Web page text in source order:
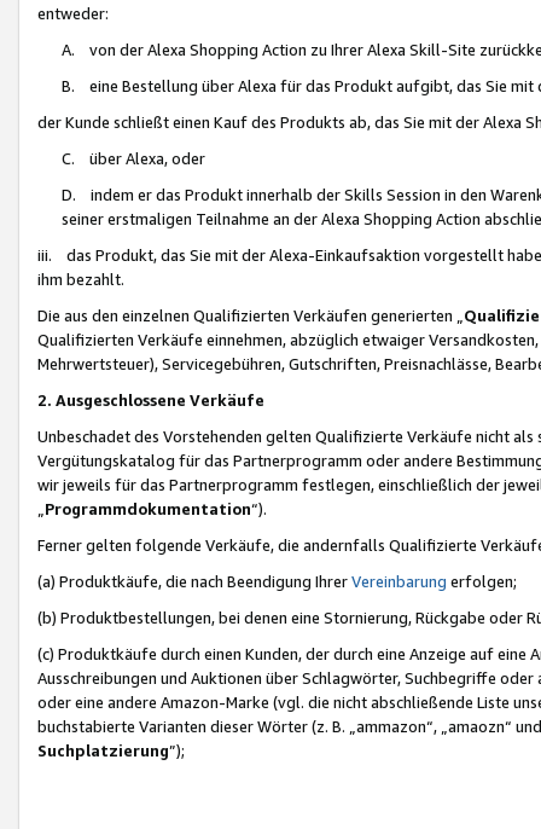
entweder:
A. von der Alexa Shopping Action zu Ihrer Alexa Skill-Site
B. eine Bestellung über Alexa für das Produkt aufgibt, das Sie mit
der Kunde schließt einen Kauf des Produkts ab, das Sie mit der Alexa
C. über Alexa, oder
D. indem er das Produkt innerhalb der Skills Session in den
seiner erstmaligen Teilnahme an der Alexa Shopping Action
iii. das Produkt, das Sie mit der Alexa-Einkaufsaktion vorgestellt
ihm bezahlt.
Die aus den einzelnen Qualifizierten Verkäufen generierten „
Qualifizierten Verkäufe einnehmen, abzüglich etwaiger
Mehrwertsteuer), Servicegebühren, Gutschriften, Preisnachlässe,
2. Ausgeschlossene Verkäufe
Unbeschadet des Vorstehenden gelten Qualifizierte Verkäufe nicht
Vergütungskatalog für das Partnerprogramm oder andere
wir jeweils für das Partnerprogramm festlegen, einschließlich der
Programmdokumentation“).
Ferner gelten folgende Verkäufe, die andernfalls Qualifizierte
(a) Produktkäufe, die nach Beendigung IhrerVereinbarung erfolgen;
(b) Produktbestellungen, bei denen eine Stornierung, Rückgabe oder
(c) Produktkäufe durch einen Kunden, der durch eine Anzeige auf
Ausschreibungen und Auktionen über Schlagwörter, Suchbegriffe
oder eine andere Amazon-Marke (vgl. die nicht abschließende Liste
buchstabierte Varianten dieser Wörter (z. B. „ammazon“, „amaozn“
Suchplatzierung”);